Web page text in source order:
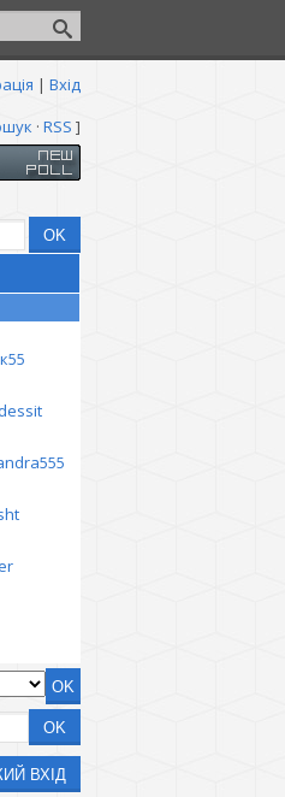
| Вхід
· RSS ]